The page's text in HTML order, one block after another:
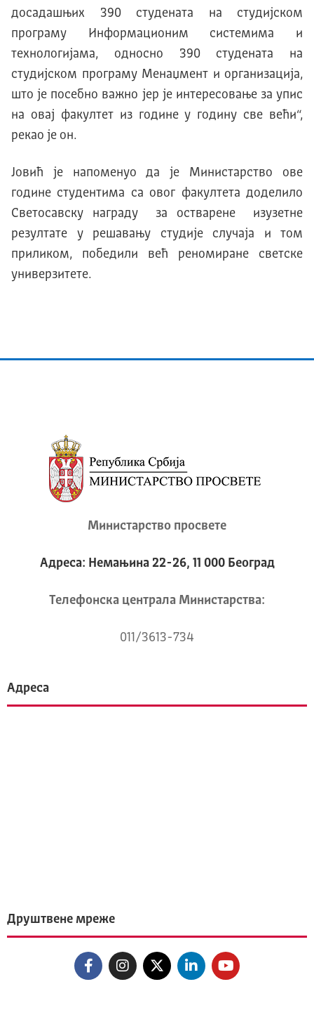
досадашњих 390 студената на студијском
програму Информационим системима и
технологијама, односно 390 студената на
студијском програму Менаџмент и организација,
што је посебно важно јер је интересовање за упис
на овај факултет из године у годину све већи“,
рекао је он.
Јовић је напоменуо да је Министарство ове
године студентима са овог факултета доделило
Светосавску награду за остварене изузетне
резултате у решавању студије случаја и том
приликом, победили већ реномиране светске
универзитете.
Министарство просвете
Адреса: Немањина 22-26, 11 000 Београд
Телeфонска централа Mинистарства:
011/3613-734
Адреса
Друштвене мреже